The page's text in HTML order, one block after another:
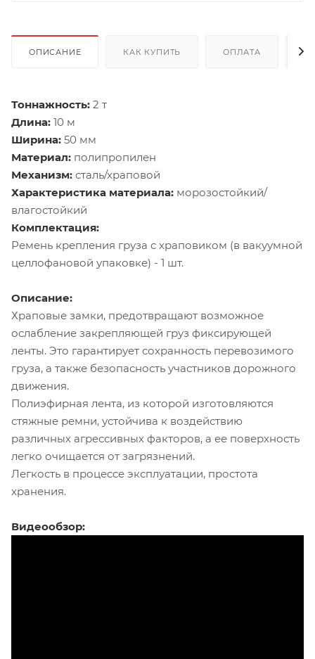
ОПИСАНИЕ КАК КУПИТЬ ОПЛАТА
Тоннажность: 2 т
Длина: 10 м
Ширина: 50 мм
Материал: полипропилен
Механизм: сталь/храповой
Характеристика материала: морозостойкий/
влагостойкий
Комплектация:
Ремень крепления груза с храповиком (в вакуумной
целлофановой упаковке) - 1 шт.
Описание:
Храповые замки, предотвращают возможное
ослабление закрепляющей груз фиксирующей
ленты. Это гарантирует сохранность перевозимого
груза, а также безопасность участников дорожного
движения.
Полиэфирная лента, из которой изготовляются
стяжные ремни, устойчива к воздействию
различных агрессивных факторов, а ее поверхность
легко очищается от загрязнений.
Легкость в процессе эксплуатации, простота
хранения.
Видеообзор: